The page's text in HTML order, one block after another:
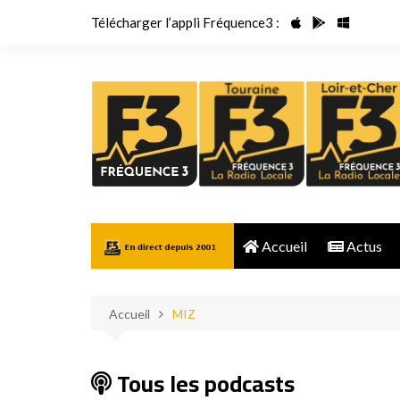
Télécharger l’appli Fréquence3 :
Accueil Actus
Accueil MIZ
Tous les podcasts